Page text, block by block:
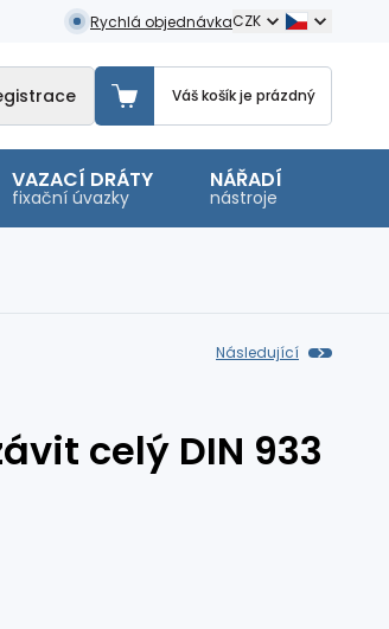
Rychlá objednávkaCZK
Váš košík je prázdný
VAZACÍ DRÁTY
fixační úvazky
NÁŘADÍ
nástroje
Následující
celý DIN 933